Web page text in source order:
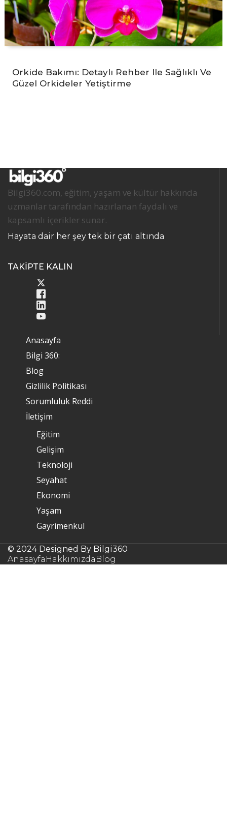
Orkide Bakımı: Detaylı Rehber Ile Sağlıklı Ve
Güzel Orkideler Yetiştirme
Bilgi360.com, eğitim, yaşam ve kültür hakkında
uzmanlar tarafından hazırlanan faydalı ve
kapsamlı içerikler sunar.
Hayata dair her şey tek bir çatı altında
TAKİPTE KALIN
Anasayfa
Bilgi 360:
Blog
Gizlilik Politikası
Sorumluluk Reddi
İletişim
Eğitim
Gelişim
Teknoloji
Seyahat
Ekonomi
Yaşam
Gayrimenkul
© 2024 Designed By Bilgi360
Anasayfa Hakkımızda Blog